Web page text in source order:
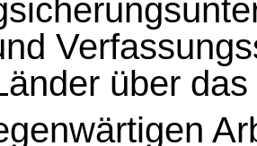
über